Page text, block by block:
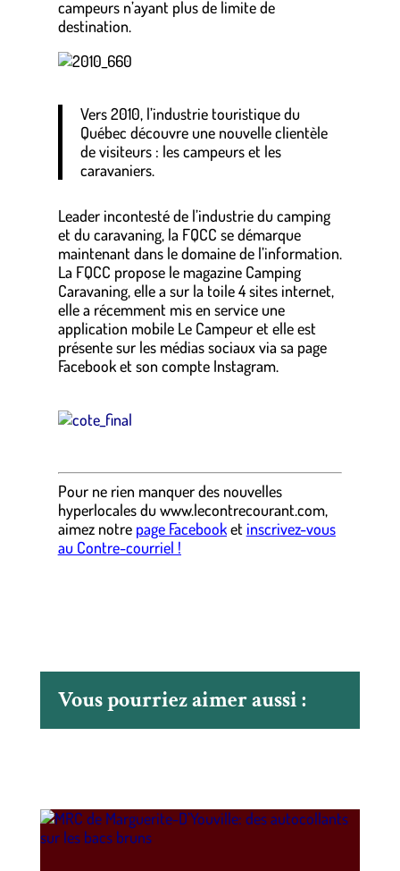
campeurs n’ayant plus de limite de
destination.
Vers 2010, l’industrie touristique du
Québec découvre une nouvelle clientèle
de visiteurs : les campeurs et les
caravaniers.
Leader incontesté de l’industrie du camping
et du caravaning, la FQCC se démarque
maintenant dans le domaine de l’information.
La FQCC propose le magazine Camping
Caravaning, elle a sur la toile 4 sites internet,
elle a récemment mis en service une
application mobile Le Campeur et elle est
présente sur les médias sociaux via sa page
Facebook et son compte Instagram.
Pour ne rien manquer des nouvelles
hyperlocales du www.lecontrecourant.com,
aimez notre page Facebooket inscrivez-vous
au Contre-courriel !
Vous pourriez aimer aussi :